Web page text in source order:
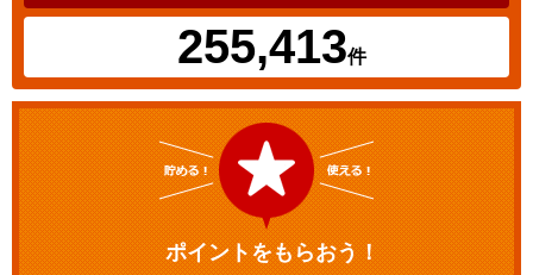
255,413件
ポイントをもらおう！